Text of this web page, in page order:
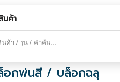
นค้ากงาน
ป้าย
ป้ายคาถาบทสวด
อกพ่นสี / บล็อกฉลุ